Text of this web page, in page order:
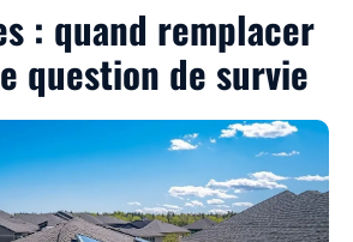
: quand remplacer
question de survie